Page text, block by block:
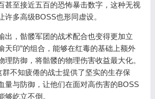
甚至接近五百的恐怖暴击数字，这种无视
许多高级BOSS也形同虚设。
，骷髅军团的战术配合也变得更加立
天印”的组合，能够在红毒的基础上额外
理防御，将骷髅的物理伤害收益最大化。
群不知疲倦的战士提供了坚实的生存保
量与防御，让他们在面对高伤害的BOSS
够屹立不倒。